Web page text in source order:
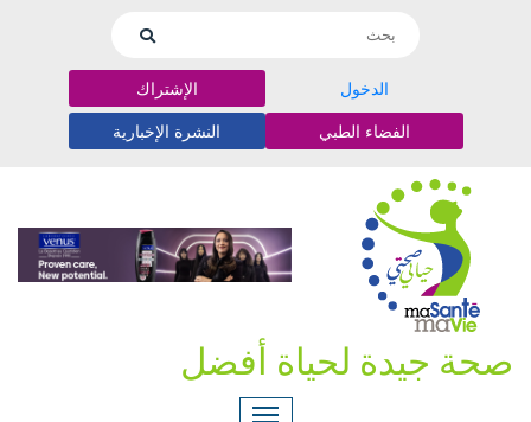
الدخول الإشتراك
الفضاء الطبي النشرة الإخبارية
صحة جيدة لحياة أفضل